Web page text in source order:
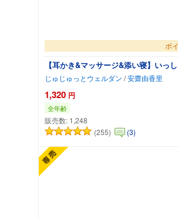
ボ
【耳かき&マッサージ&添い寝】いっ
じゅじゅっとウェルダン /安齋由香里
1,320 円
全年齢
販売数: 1,248
(255)
(3)